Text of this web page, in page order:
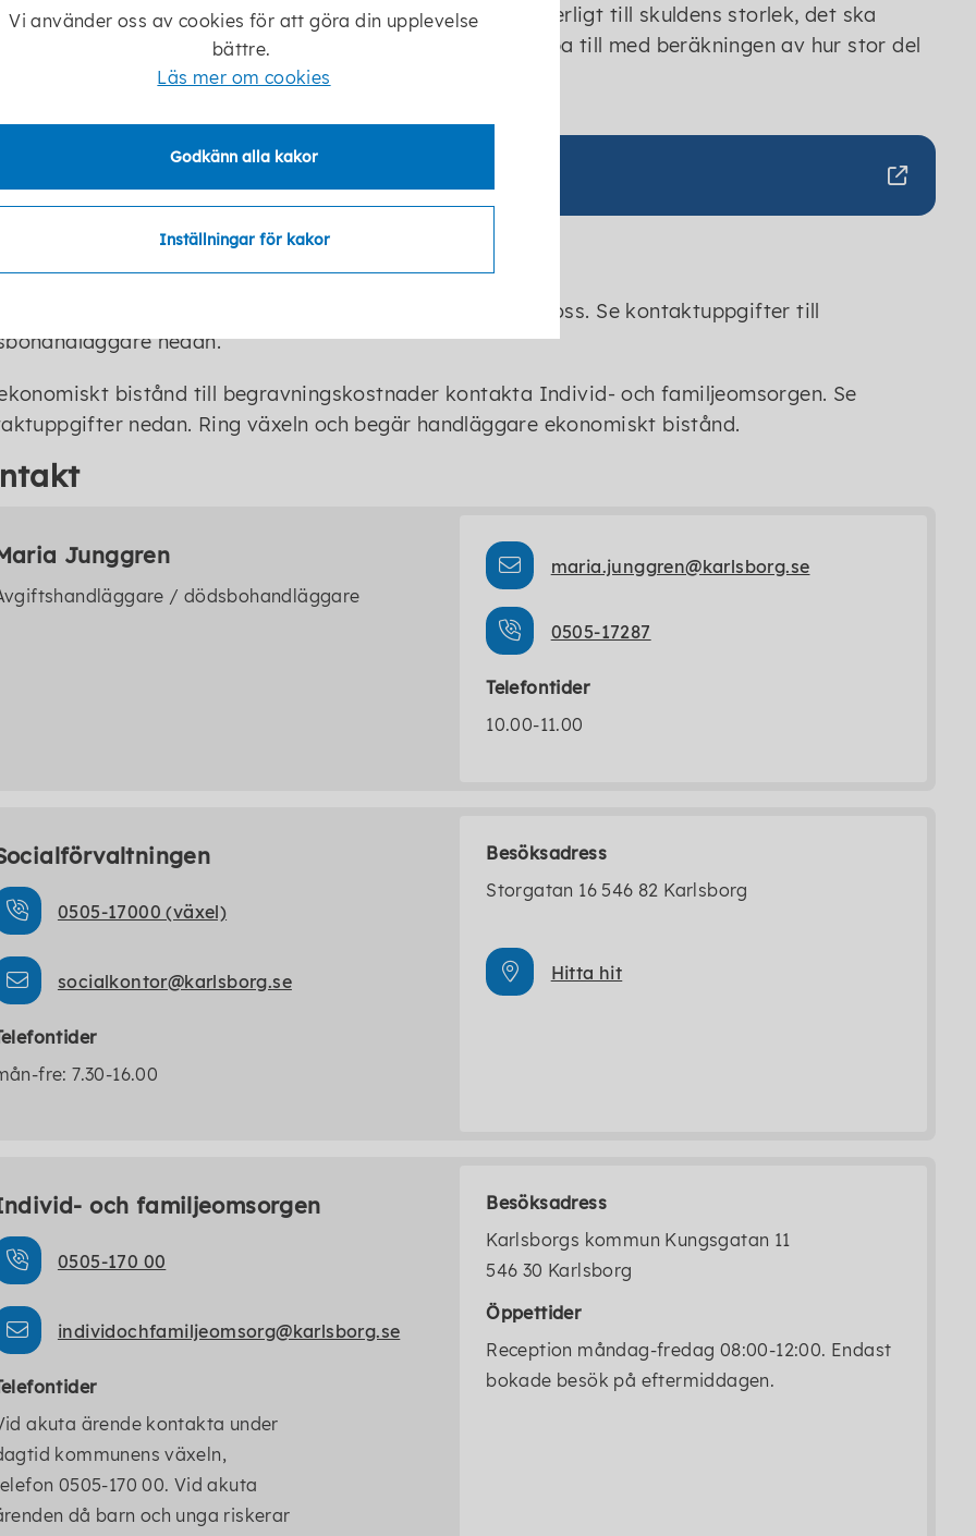
få en del av återstående tillgångar proportionerligt till skuldens storlek, det ska
en sk ackordsfördelning. Dödsbohandläggaren kan hjälpa till med beräkningen av hur stor del
återstående tillgångarna varje fordringsägare ska få.
oss
du vill ha mer information är du välkommen att kontakta oss. Se kontaktuppgifter till
nedan.
bistånd till begravningskostnader kontakta Individ- och familjeomsorgen. Se
nedan. Ring växeln och begär handläggare ekonomiskt bistånd.
Junggren
/ dödsbohandläggare
maria.junggren@karlsborg.se
0505-17287
Telefontider
10.00-11.00
0505-17000 (växel)
socialkontor@karlsborg.se
fre: 7.30-16.00
Besöksadress
Storgatan 16 546 82 Karlsborg
Hitta hit
och familjeomsorgen
0505-170 00
individochfamiljeomsorg@karlsborg.se
akuta ärende kontakta under
kommunens växeln,
0505-170 00. Vid akuta
då barn och unga riskerar
Besöksadress
Karlsborgs kommun Kungsgatan 11
546 30 Karlsborg
Öppettider
Reception måndag-fredag 08:00-12:00. Endast
bokade besök på eftermiddagen.
Vi använder oss av cookies för att göra din upplevelse
bättre.
Läs mer om cookies
Godkänn alla kakor
Inställningar för kakor